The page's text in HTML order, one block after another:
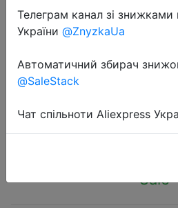
IMOU Cue 2C
Indoor Camera Baby
Surveillance Wifi Ip
Sale
Телеграм канал зі
України @ZnyzkaUa
Автоматичний збирач
@SaleStack
Чат спільноти Aliexpress